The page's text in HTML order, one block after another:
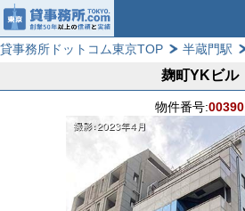
貸事務所ドットコム東京TOP 半蔵門駅
麹町YKビル
物件番号:00390